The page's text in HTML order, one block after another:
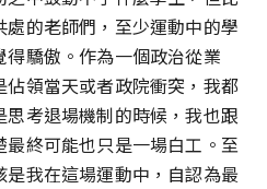
的老師們，至少運動中的學
驕傲。作為一個政治從業
領當天或者政院衝突，我都
考退場機制的時候，我也跟
終可能也只是一場白工。至
我在這場運動中，自認為最